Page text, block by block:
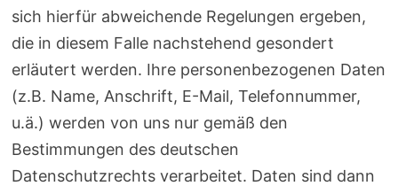
sich hierfür abweichende Regelungen ergeben,
die in diesem Falle nachstehend gesondert
erläutert werden. Ihre personenbezogenen Daten
(z.B. Name, Anschrift, E-Mail, Telefonnummer,
u.ä.) werden von uns nur gemäß den
Bestimmungen des deutschen
Datenschutzrechts verarbeitet. Daten sind dann